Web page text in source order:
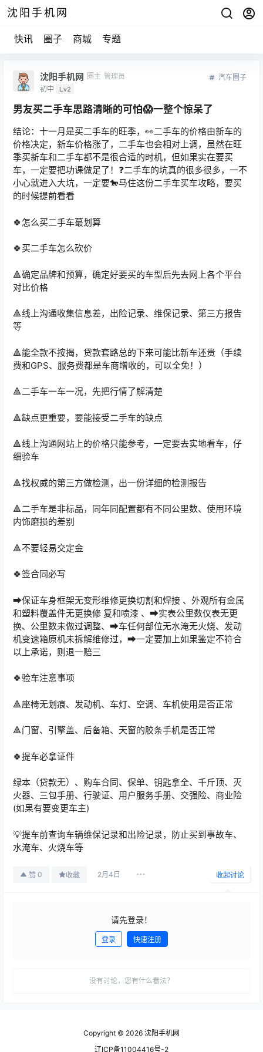
沈阳手机网
快讯 圈子 商城 专题
沈阳手机网 圈主 管理员
初中
Lv2
汽车圈子
男友买二手车思路清晰的可怕😱一整个惊呆了
结论：十一月是买二手车的旺季，👀二手车的价格由新车的
价格决定，新车价格涨了，二手车也会相对上调，虽然在旺
季买新车和二手车都不是很合适的时机，但如果实在要买
车，一定要把功课做足了！❓二手车的坑真的很多很多，一不
小心就进入大坑，一定要🐎马住这份二手车买车攻略，要买
的时候提前看看
🍀怎么买二手车蕞划算
🍀买二手车怎么砍价
🔺确定品牌和预算，确定好要买的车型后先去网上各个平台
对比价格
🔺线上沟通收集信息差，出险记录、维保记录、第三方报告
等
🔺能全款不按揭，贷款套路总的下来可能比新车还贵（手续
费和GPS、服务费都是车商增收的，可以全免！）
🔺二手车一车一况，先把行情了解清楚
🔺缺点更重要，要能接受二手车的缺点
🔺线上沟通网站上的价格只能参考，一定要去实地看车，仔
细验车
🔺找权威的第三方做检测，出一份详细的检测报告
🔺二手车是非标品，同年同配置都有不同公里数、使用环境
内饰磨损的差别
🔺不要轻易交定金
🍀签合同必写
➡️保证车身框架无变形维修更换切割和焊接 、外观所有金属
和塑料覆盖件无更换修 复和喷漆 、➡️实表公里数仪表无更
换、公里数未做过调整、➡️车任何部位无水淹无火烧、发动
机变速箱原机未拆解维修过，➡️一定要加上如果鉴定不符合
以上承诺，则退一赔三
🍀验车注意事项
🔺座椅无划痕、发动机、车灯、空调、车机使用是否正常
🔺门窗、引擎盖、后备箱、天窗的胶条手机是否正常
🍀提车必拿证件
绿本（贷款无）、购车合同、保单、钥匙拿全、千斤顶、灭
火器、三包手册、行驶证、用户服务手册、交强险、商业险
(如果有要变更车主)
💡提车前查询车辆维保记录和出险记录，防止买到事故车、
水淹车、火烧车等
赞 0 收藏 2月4日 收起讨论
请先登录！
登录 快速注册
没有讨论，您有什么看法？
Copyright © 2026 沈阳手机网
辽ICP备11004416号-2